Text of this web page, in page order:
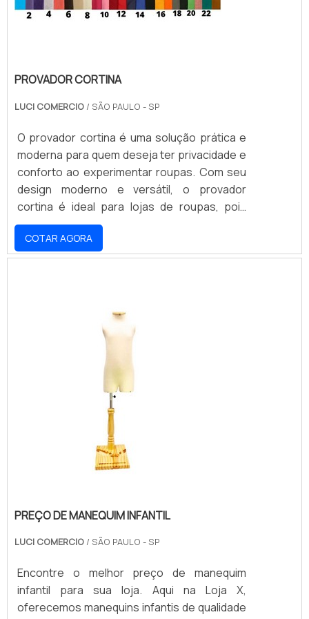
PROVADOR CORTINA
LUCI COMERCIO / SÃO PAULO - SP
O provador cortina é uma solução prática e
moderna para quem deseja ter privacidade e
conforto ao experimentar roupas. Com seu
design moderno e versátil, o provador
cortina é ideal para lojas de roupas, pois
oferece aos clientes um ambiente seguro e
aconchegante para experimentar as peças.
Além disso, o provador cortina é fácil de
COTAR AGORA
PREÇO DE MANEQUIM INFANTIL
LUCI COMERCIO / SÃO PAULO - SP
Encontre o melhor preço de manequim
infantil para sua loja. Aqui na Loja X,
oferecemos manequins infantis de qualidade